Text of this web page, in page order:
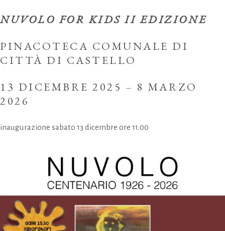
NUVOLO FOR KIDS II EDIZIONE
PINACOTECA COMUNALE DI
CITTÀ DI CASTELLO
13 DICEMBRE 2025 – 8 MARZO
2026
inaugurazione sabato 13 dicembre ore 11.00